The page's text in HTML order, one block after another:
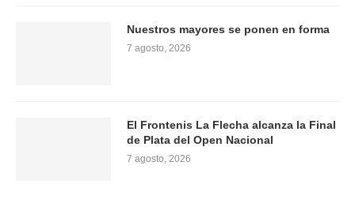
Nuestros mayores se ponen en forma
7 agosto, 2026
El Frontenis La Flecha alcanza la Final
de Plata del Open Nacional
7 agosto, 2026